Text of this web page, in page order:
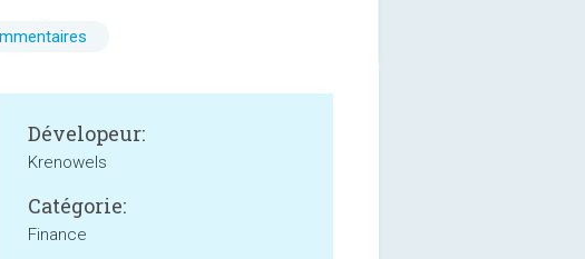
Dévelopeur:
Krenowels
Catégorie:
Finance